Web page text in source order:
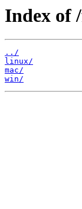
Index of
../
linux/
mac/
win/